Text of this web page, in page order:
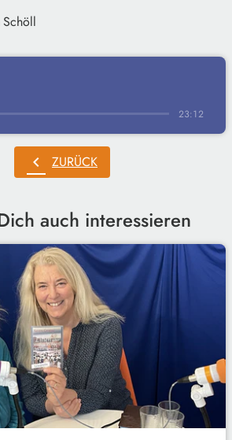
23:12
chevron_left ZURÜCK
auch interessieren